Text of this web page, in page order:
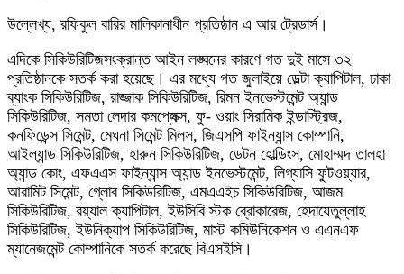
উল্লেখ্য, রফিকুল বারির মালিকানাধীন প্রতিষ্ঠান এ আর ট্রেডার্স।
এদিকে সিকিউরিটিজসংক্রান্ত আইন লঙ্ঘনের কারণে গত দুই মাসে ৩২
প্রতিষ্ঠানকে সতর্ক করা হয়েছে। এর মধ্যে গত জুলাইয়ে ডেল্টা ক্যাপিটাল, ঢাকা
ব্যাংক সিকিউরিটিজ, রাজ্জাক সিকিউরিটিজ, রিমন ইনভেস্টমেন্ট অ্যান্ড
সিকিউরিটিজ, সমতা লেদার কমপ্লেক্স, ফু- ওয়াং সিরামিক ইন্ডাস্ট্রিজ,
কনফিডেন্স সিমেন্ট, মেঘনা সিমেন্ট মিলস, জিএসপি ফাইন্যান্স কোম্পানি,
আইল্যান্ড সিকিউরিটিজ, হারুন সিকিউরিটিজ, ডেটন হোল্ডিংস, মোহাম্মদ তালহা
অ্যান্ড কোং, এফএএস ফাইন্যান্স অ্যান্ড ইনভেস্টমেন্ট, লিগ্যাসি ফুটওয়্যার,
আরামিট সিমেন্ট, গ্লোব সিকিউরিটিজ, এমএএইচ সিকিউরিটিজ, আজম
সিকিউরিটিজ, রয়্যাল ক্যাপিটাল, ইউসিবি স্টক ব্রোকারেজ, হেদায়েতুল্লাহ
সিকিউরিটিজ, ইউনিক্যাপ সিকিউরিটিজ, মাস্ট কমিউনিকেশন ও এএনএফ
ম্যানেজমেন্ট কোম্পানিকে সতর্ক করেছে বিএসইসি।